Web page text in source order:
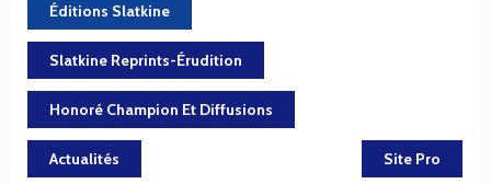
Éditions Slatkine
Slatkine Reprints-Érudition
Honoré Champion Et Diffusions
Actualités Site Pro